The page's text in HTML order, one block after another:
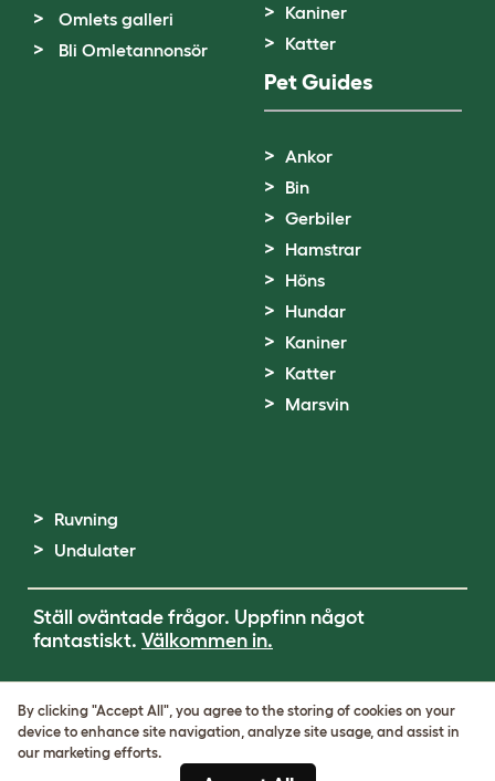
Omlets galleri
Bli Omletannonsör
Kaniner
Katter
Pet Guides
Ankor
Bin
Gerbiler
Hamstrar
Höns
Hundar
Kaniner
Katter
Marsvin
Ruvning
Undulater
Ställ oväntade frågor. Uppfinn något
fantastiskt. Välkommen in.
Cookie & Privacy Policy
Cookie Settings
By clicking "Accept All", you agree to the storing of cookies on your
device to enhance site navigation, analyze site usage, and assist in
our marketing efforts.